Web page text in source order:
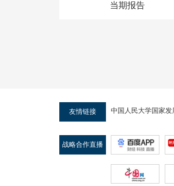
当期报告
友情链接 中国人民大学国家
战略合作直播